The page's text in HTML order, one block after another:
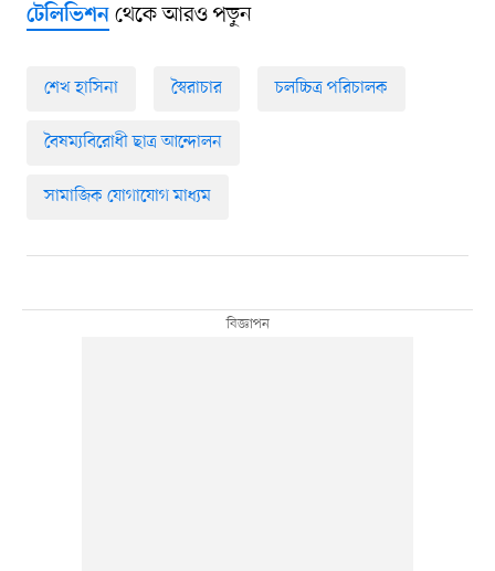
টেলিভিশনথেকে আরও পড়ুন
শেখ হাসিনা স্বৈরাচার চলচ্চিত্র পরিচালক
বৈষম্যবিরোধী ছাত্র আন্দোলন
সামাজিক যোগাযোগ মাধ্যম